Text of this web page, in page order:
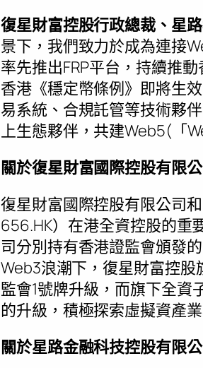
復星財富控股行政總裁、星
景下，我們致力於成為連接
率先推出FRP平台，持續推
香港《穩定幣條例》即將生
易系統、合規託管等技術夥
上生態夥伴，共建Web5(「
關於復星財富國際控股有限
復星財富國際控股有限公司
656.HK）在港全資控股的重
司分別持有香港證監會頒發
Web3浪潮下，復星財富控
監會1號牌升級，而旗下全
的升級，積極探索虛擬資產業
關於星路金融科技控股有限